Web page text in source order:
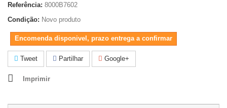
Referência: 8000B7602
Condição: Novo produto
Encomenda disponivel, prazo entrega a confirmar
Tweet Partilhar Google+
Imprimir